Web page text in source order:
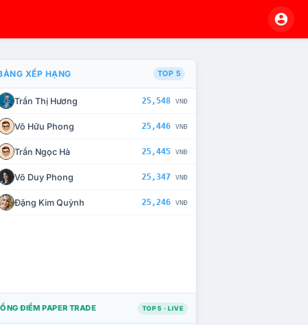
CHẾ TÀI XỬ LÝ VI PHẠM
XẾP HẠNG TOP 5
Trần Thị Hương 25,548 VNĐ
Võ Hữu Phong 25,446 VNĐ
Trần Ngọc Hà 25,445 VNĐ
Võ Duy Phong 25,347 VNĐ
Đặng Kim Quỳnh 25,246 VNĐ
ĐIỂM PAPER TRADE TOP 5 · LIVE